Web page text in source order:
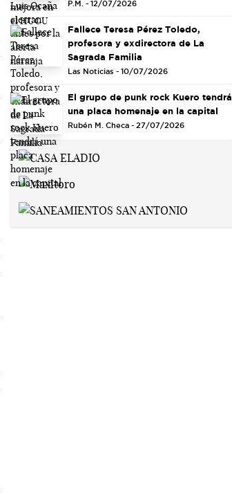
P.M. - 12/07/2026
Fallece Teresa Pérez Toledo,
profesora y exdirectora de La
Sagrada Familia
Las Noticias - 10/07/2026
El grupo de punk rock Kuero tendrá
una placa homenaje en la capital
Rubén M. Checa - 27/07/2026